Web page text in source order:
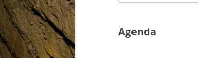
Agenda